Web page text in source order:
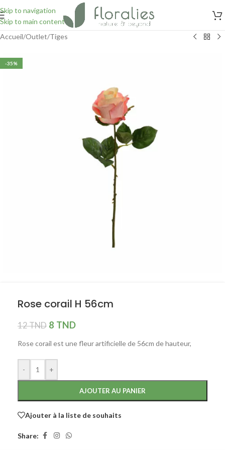
Skip to navigation
Skip to main content
Accueil/Outlet/Tiges
-35%
Rose corail H 56cm
12TND 8 TND
Rose corail est une fleur artificielle de 56cm de hauteur,
- +
AJOUTER AU PANIER
Ajouter à la liste de souhaits
Share: